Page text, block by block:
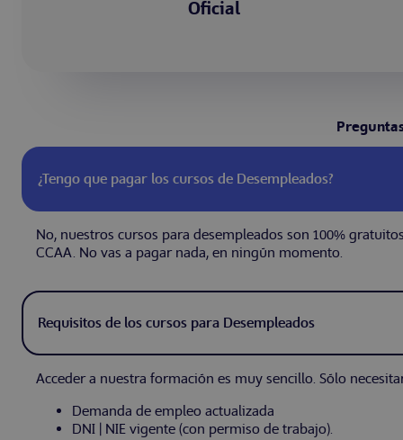
Oficial
¿Tengo que pagar los cursos de Desempleados?
No, nuestros cursos para desempleados son 100%
CCAA. No vas a pagar nada, en ningún momento.
Requisitos de los cursos para Desempleados
Acceder a nuestra formación es muy sencillo. Sólo
Demanda de empleo actualizada
DNI | NIE vigente (con permiso de trabajo).